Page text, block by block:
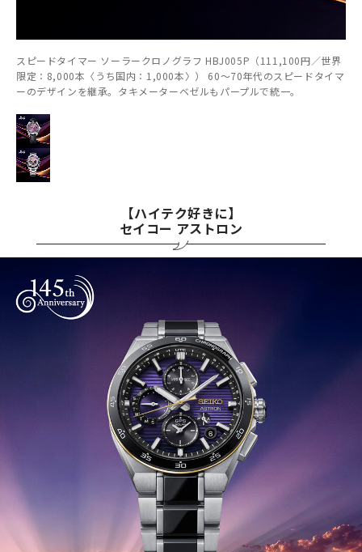
スピードタイマー ソーラークロノグラフ HBJ005P（111,100円／世界
限定：8,000本〈うち国内：1,000本〉） 60～70年代のスピードタイマ
ーのデザインを継承。タキメーターベゼルもパープルで統一。
【ハイテク好きに】
セイコー アストロン